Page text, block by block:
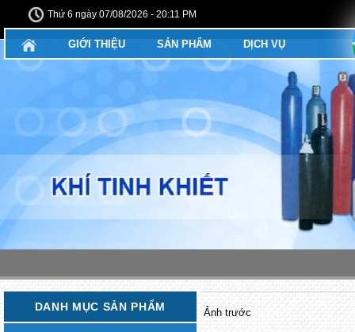
Thứ 6 ngày 07/08/2026 - 20:11 PM
GIỚI THIỆU SẢN PHẨM DỊCH VỤ
Ảnh trước
DANH MỤC SẢN PHẨM